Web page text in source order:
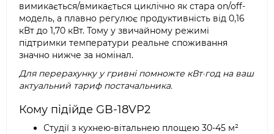
вимикається/вмикається циклічно як стара on/off-
модель, а плавно регулює продуктивність від 0,16
кВт до 1,70 кВт. Тому у звичайному режимі
підтримки температури реальне споживання
значно нижче за номінал.
Для перерахунку у гривні помножте кВт·год на ваш
актуальний тариф постачальника.
Кому підійде GB-18VP2
Студії з кухнею-вітальнею площею 30-45 м²